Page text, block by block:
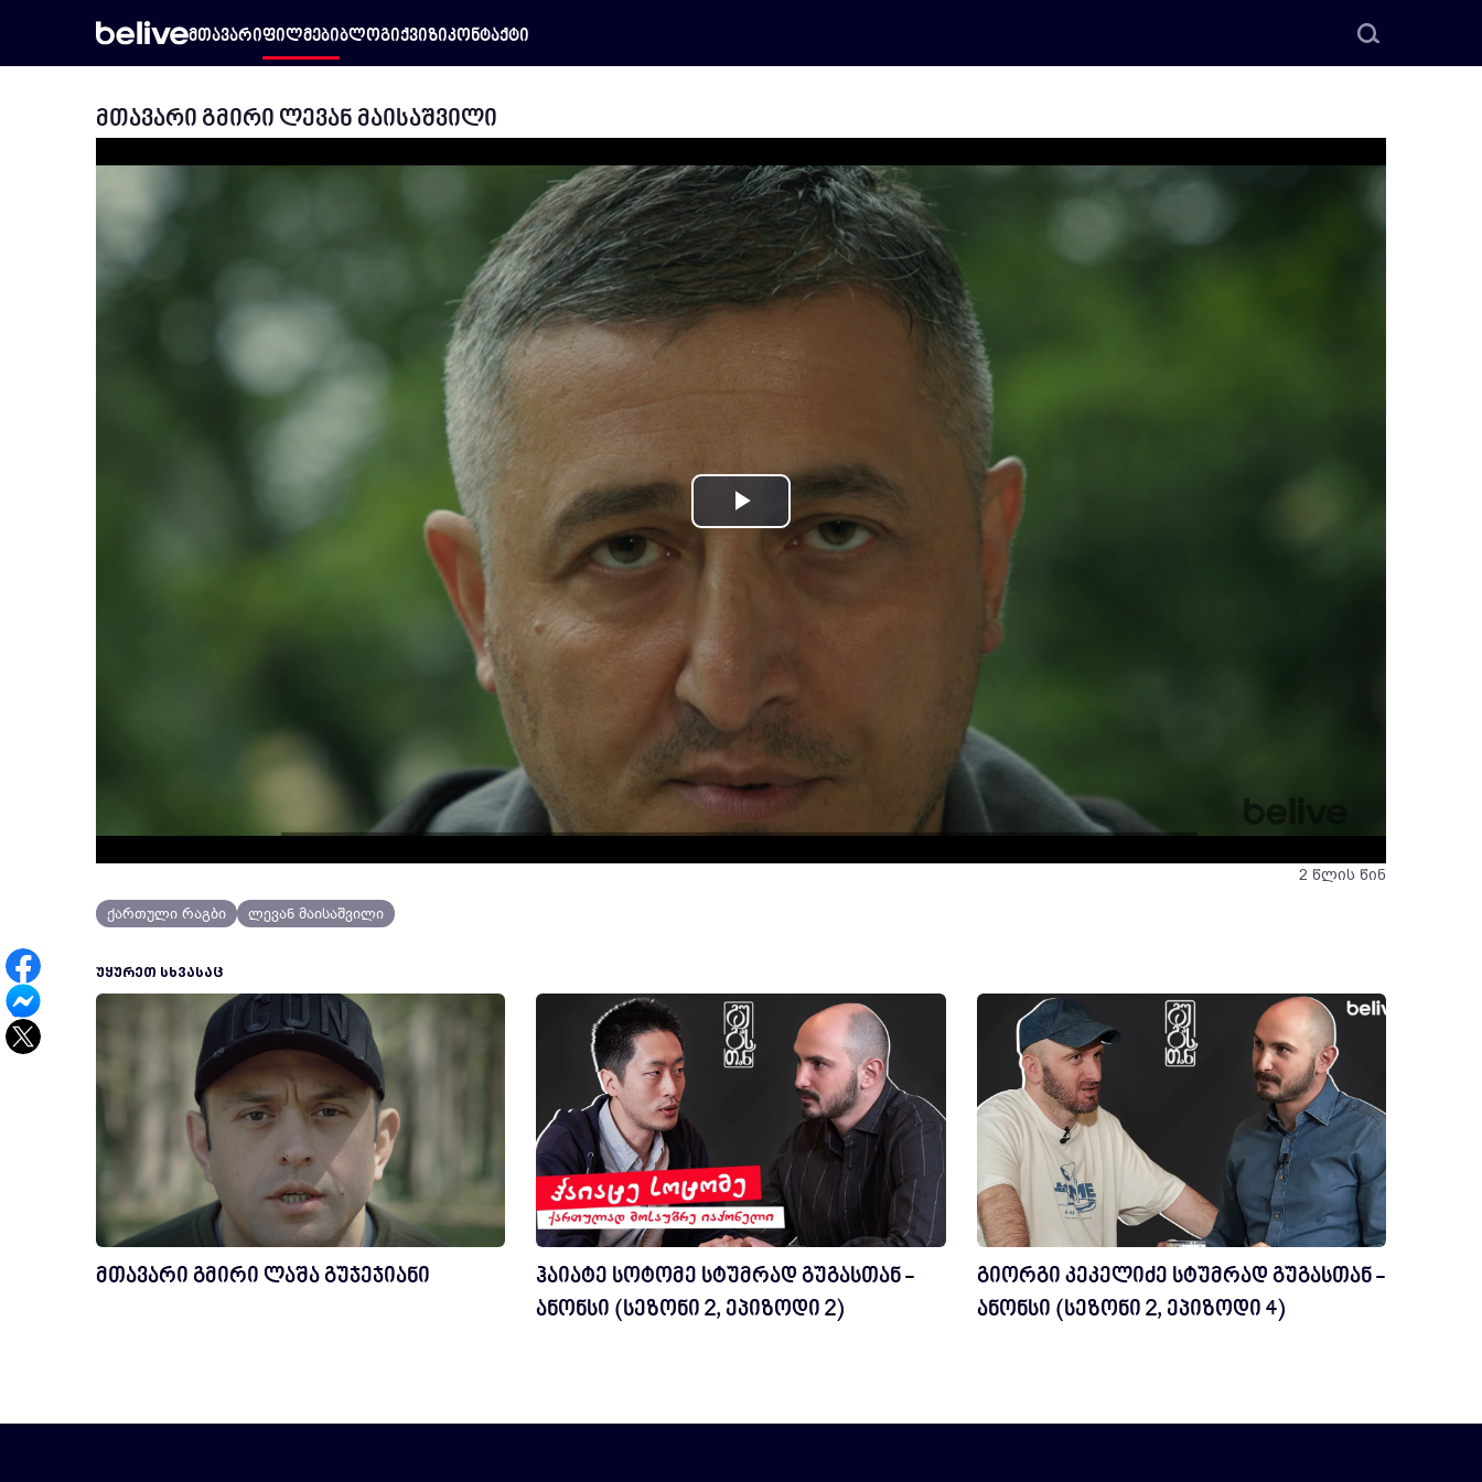
მთავარიფილმებიბლოგიქვიზიკონტაქტი
მთავარი გმირი ლევან მაისაშვილი
Play
2 წლის წინ
ქართული რაგბი ლევან მაისაშვილი
ᲣᲧᲣᲠᲔᲗ ᲡᲮᲕᲐᲡᲐᲪ
მთავარი გმირი ლაშა გუჯეჯიანი
ჰაიატე სოტომე სტუმრად გუგასთან -
ანონსი (სეზონი 2, ეპიზოდი 2)
გიორგი კეკელიძე სტუმრად გუგასთან -
ანონსი (სეზონი 2, ეპიზოდი 4)